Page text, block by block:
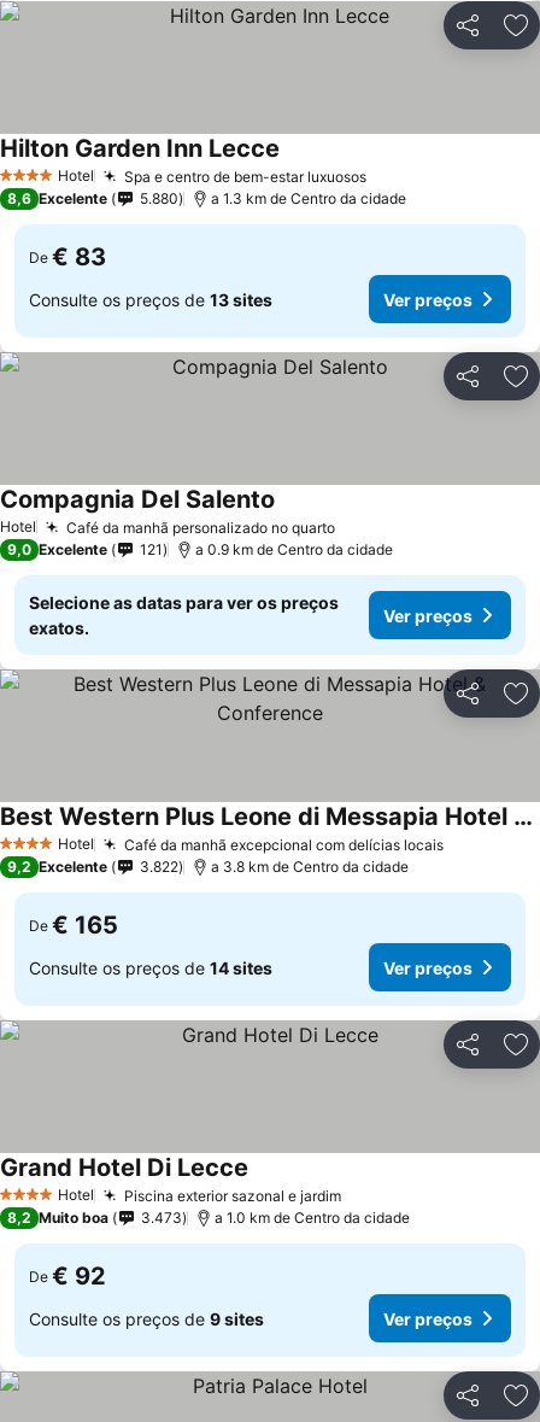
Partilhar
4 EstrelasHotel Spa e centro de bem-estar luxuosos
Hilton Garden Inn Lecce
8,6 Excelente 5.880 a 1.3 km de Centro da cidade
De € 83
Consulte os preços de 13 sites Ver preços
Partilhar
Hotel Café da manhã personalizado no quarto
Compagnia Del Salento
9,0 Excelente 121 a 0.9 km de Centro da cidade
Selecione as datas para ver os preços
exatos.
Ver preços
Partilhar
4 EstrelasHotel Café da manhã excepcional com delícias locais
Best Western Plus Leone di Messapia Hotel & Conference
9,2 Excelente 3.822 a 3.8 km de Centro da cidade
De € 165
Consulte os preços de 14 sites Ver preços
Partilhar
4 EstrelasHotel Piscina exterior sazonal e jardim
Grand Hotel Di Lecce
8,2 Muito boa 3.473 a 1.0 km de Centro da cidade
De € 92
Consulte os preços de 9 sites Ver preços
Partilhar